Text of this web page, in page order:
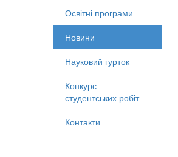
Освітні програми
Новини
Науковий гурток
Конкурс
студентських робіт
Контакти